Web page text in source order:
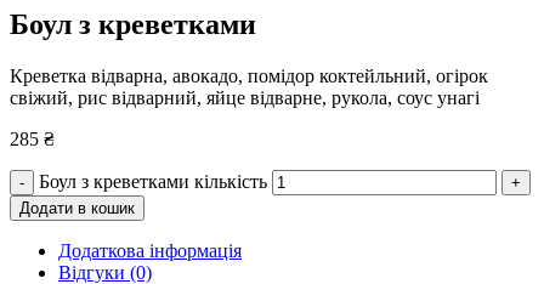
Боул з креветками
Креветка відварна, авокадо, помідор коктейльний, огірок
свіжий, рис відварний, яйце відварне, рукола, соус унагі
285 ₴
- Боул з креветками кількість
+
Додати в кошик
Додаткова інформація
Відгуки (0)